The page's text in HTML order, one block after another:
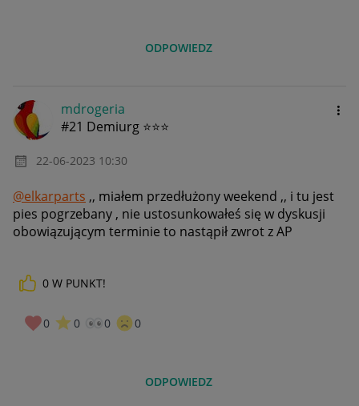
ODPOWIEDZ
mdrogeria
#21 Demiurg ⭐⭐⭐
‎22-06-2023 10:30
@elkarparts ,, miałem przedłużony weekend ,, i tu jest
pies pogrzebany , nie ustosunkowałeś się w dyskusji
obowiązującym terminie to nastąpił zwrot z AP
0 W PUNKT!
0 0 0 0
ODPOWIEDZ